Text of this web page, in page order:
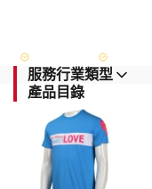
服務行業類型
產品目錄